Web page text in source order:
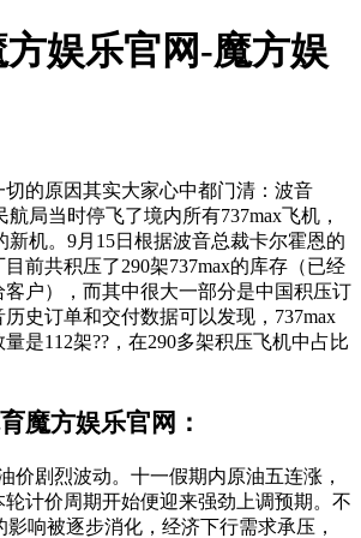
方娱乐官网-魔方娱
原因其实大家心中都门清：波音
航局当时停飞了境内所有737max飞机，
新机。9月15日根据波音总裁卡尔霍恩的
前共积压了290架737max的库存（已经
户），而其中很大一部分是中国积压订
史订单和交付数据可以发现，737max
是112架??，在290多架积压飞机中占比
魔方娱乐官网：
剧烈波动。十一假期内原油五连涨，
计价周期开始便迎来强劲上调预期。不
影响被逐步消化，经济下行需求承压，